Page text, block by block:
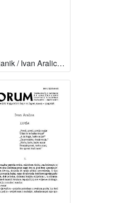
Konjanik / Ivan Aralica ; pogovor Ivica Matičević